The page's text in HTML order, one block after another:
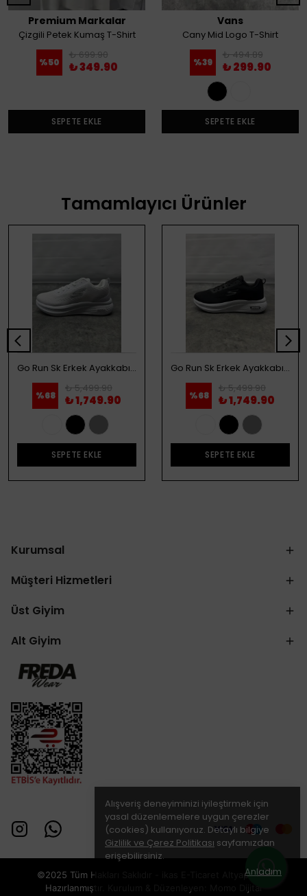
Alışveriş deneyiminizi iyileştirmek için
yasal düzenlemelere uygun çerezler
(cookies) kullanıyoruz. Detaylı bilgiye
Gizlilik ve Çerez Politikası sayfamızdan
erişebilirsiniz.
Anladım
Premium Markalar
Çizgili Petek Kumaş T-Shirt
%50
₺ 699.90
₺ 349.90
SEPETE EKLE
Vans
Cany Mid Logo T-Shirt
%39
₺ 494.89
₺ 299.90
SEPETE EKLE
Tamamlayıcı Ürünler
Go Run Sk Erkek Ayakkabı - Beyaz
%68
₺ 5,499.90
₺ 1,749.90
SEPETE EKLE
Go Run Sk Erkek Ayakkabı - Siyah
%68
₺ 5,499.90
₺ 1,749.90
SEPETE EKLE
Kurumsal
Müşteri Hizmetleri
Üst Giyim
Alt Giyim
©2025 Tüm Hakları Saklıdır - ikas E-Ticaret
Altyapısı ile
Hazırlanmıştır. Kurulum & Düzenleyen: